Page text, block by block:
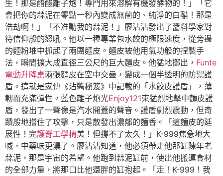
生！那是醋酸離子炮！專門用來溶解有機發酵物的！」「它
會把你的蒜泥在零點一秒內變成無菌的、純淨的白醋！那是
浩劫啊！」「不准動我的蒜泥！」廖沾沾發出了醬料學家對
待信仰般的怒吼。他以一種專業包水餃的極限速度，從旁邊
的麵粉堆中抓起了兩團麵皮。麵皮被他用氣功般的捏製手
法，瞬間擴大成直徑三公尺的巨大麵皮。他猛地擲出， Funte
電動升降桌兩張麵皮在空中交疊，變成一個半透明的防禦護
盾。這就是家傳《沾醬秘笈》中記載的「水餃皮護盾」，薄
韌而充滿彈性。藍色離子炮光Enjoy121束猛烈地擊中麵皮護
盾，發出了一聲像是汽水開蓋的聲音。護盾劇烈震動，但奇
蹟般地擋住了攻擊，只是散發出濃郁的麵香。「這麵皮的延
展性！完護脊工學椅美！但撐不了太久！」K-999焦急地大
喊，中藥味更濃了。廖沾沾知道，他必須帶走他那缸陳年老
蒜泥，那是宇宙的希望。他跑到蒜泥缸前，使出他搬運食材
的全部力量，將那口比他還胖的缸抱起。「走！K-999！我